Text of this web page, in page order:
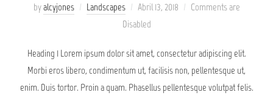
byalcyjones Landscapes
Posted
on
Abril 13, 2018
Comments are
Disabled
Heading 1 Lorem ipsum dolor sit amet, consectetur adipiscing elit.
Morbi eros libero, condimentum ut, facilisis non, pellentesque ut,
enim. Duis tortor. Proin a quam. Phasellus pellentesque volutpat felis.